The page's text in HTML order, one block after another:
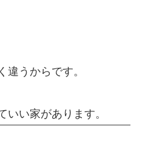
違うからです。
いい家があります。